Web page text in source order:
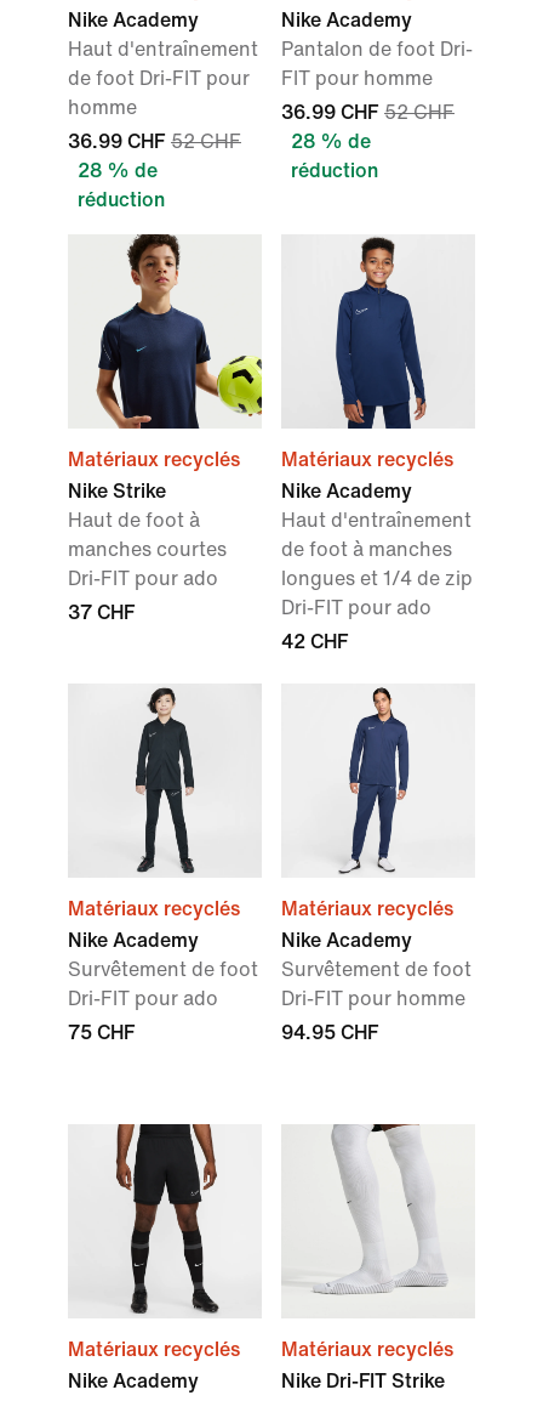
Nike Academy
Haut d'entraînement
de foot Dri-FIT pour
homme
36.99 CHF 52 CHF
28 % de
réduction
Nike Academy
Pantalon de foot Dri-
FIT pour homme
36.99 CHF 52 CHF
28 % de
réduction
Matériaux recyclés
Nike Strike
Haut de foot à
manches courtes
Dri-FIT pour ado
37 CHF
Matériaux recyclés
Nike Academy
Haut d'entraînement
de foot à manches
longues et 1/4 de zip
Dri-FIT pour ado
42 CHF
Matériaux recyclés
Nike Academy
Survêtement de foot
Dri-FIT pour ado
75 CHF
Matériaux recyclés
Nike Academy
Survêtement de foot
Dri-FIT pour homme
94.95 CHF
Matériaux recyclés
Nike Academy
Matériaux recyclés
Nike Dri-FIT Strike